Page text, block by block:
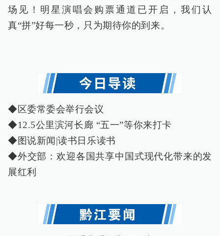
场见！明星演唱会购票通道已开启，我们认
真“拼”好每一秒，只为期待你的到来。
◆区委常委会举行会议
◆12.5公里滨河长廊 “五一”等你来打卡
◆图说新闻|读书日乐读书
◆外交部：欢迎各国共享中国式现代化带来的发
展红利